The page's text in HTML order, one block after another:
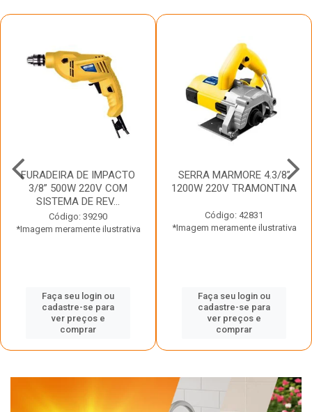
FURADEIRA DE IMPACTO
3/8” 500W 220V COM
SISTEMA DE REV...
Código: 39290
*Imagem meramente ilustrativa
Faça seu login ou
cadastre-se para
ver preços e
comprar
SERRA MARMORE 4.3/8”
1200W 220V TRAMONTINA
Código: 42831
*Imagem meramente ilustrativa
Faça seu login ou
cadastre-se para
ver preços e
comprar